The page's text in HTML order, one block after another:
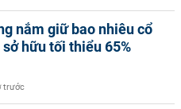
nắm giữ bao nhiêu cổ
sở hữu tối thiểu 65%
trước